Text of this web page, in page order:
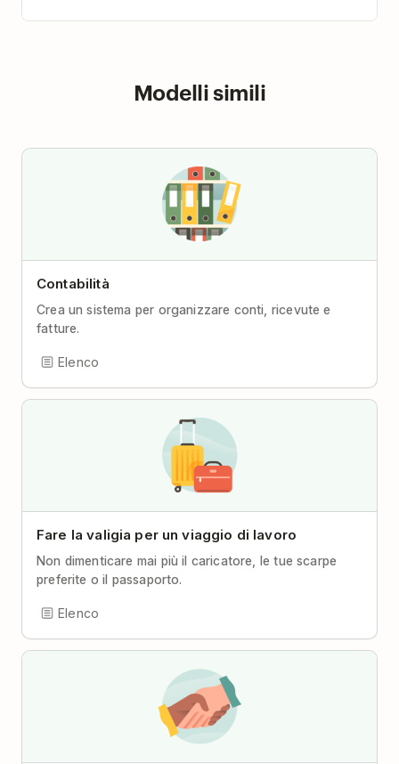
Modelli simili
Contabilità
Crea un sistema per organizzare conti, ricevute e
fatture.
Elenco
Fare la valigia per un viaggio di lavoro
Non dimenticare mai più il caricatore, le tue scarpe
preferite o il passaporto.
Elenco